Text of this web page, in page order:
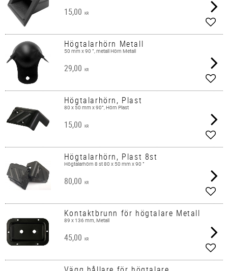
15,00 KR
Add
Högtalarhörn Metall
50 mm x 90 °, metall Hörn Metall
29,00 KR
Add
Högtalarhörn, Plast
80 x 50 mm x 90°, Hörn Plast
15,00 KR
Add
Högtalarhörn, Plast 8st
Högtalarhörn 8 st 80 x 50 mm x 90 °
80,00 KR
Add
Kontaktbrunn för högtalare Metall
89 x 136 mm, Metall
45,00 KR
Add